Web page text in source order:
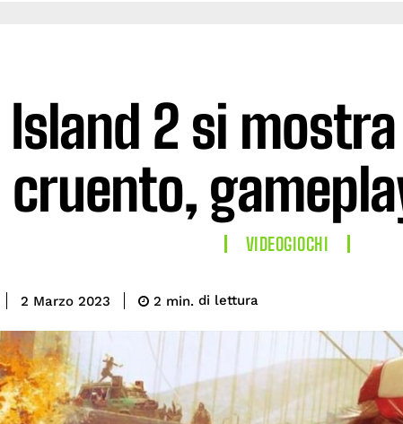
Island 2 si
cruento,
VIDEOGIOCHI
2 Marzo 2023 2 min. di lettura